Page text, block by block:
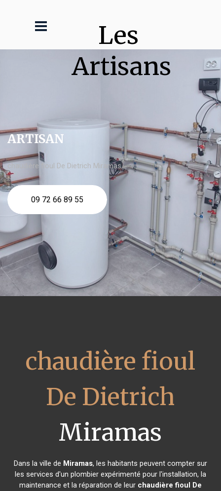
Les
Artisans
ARTISAN
chaudière fioul De Dietrich Miramas
09 72 66 89 55
chaudière fioul
De Dietrich
Miramas
Dans la ville de Miramas, les habitants peuvent compter sur
les services d'un plombier expérimenté pour l'installation, la
maintenance et la réparation de leur chaudière fioul De